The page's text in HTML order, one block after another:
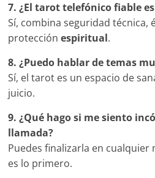
7. ¿El tarot telefónico fiable
Sí, combina seguridad técnica,
protecciónespiritual.
8. ¿Puedo hablar de temas
Sí, el tarot es un espacio de
juicio.
9. ¿Qué hago si me siento
llamada?
Puedes finalizarla en
es lo primero.